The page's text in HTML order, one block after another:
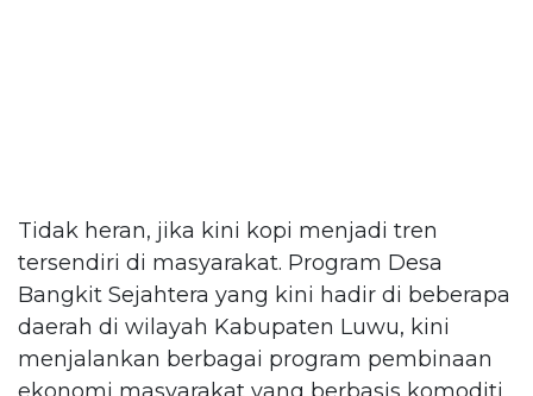
Tidak heran, jika kini kopi menjadi tren
tersendiri di masyarakat. Program Desa
Bangkit Sejahtera yang kini hadir di beberapa
daerah di wilayah Kabupaten Luwu, kini
menjalankan berbagai program pembinaan